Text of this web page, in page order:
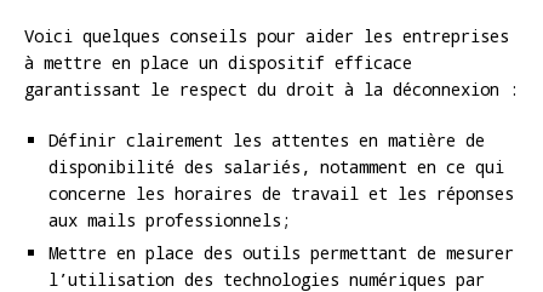
Voici quelques conseils pour aider les entreprises
à mettre en place un dispositif efficace
garantissant le respect du droit à la déconnexion :
Définir clairement les attentes en matière de
disponibilité des salariés, notamment en ce qui
concerne les horaires de travail et les réponses
aux mails professionnels;
Mettre en place des outils permettant de mesurer
l’utilisation des technologies numériques par